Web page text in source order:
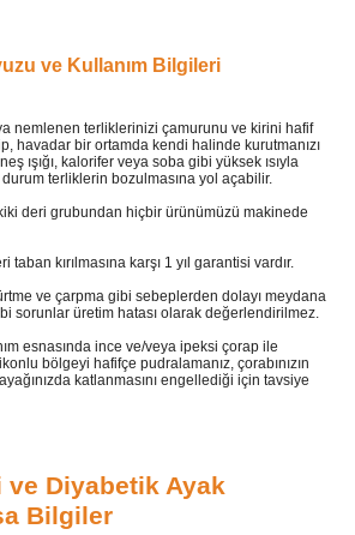
ve Kullanım Bilgileri
nemlenen terliklerinizi çamurunu ve kirini hafif
havadar bir ortamda kendi halinde kurutmanızı
ışığı, kalorifer veya soba gibi yüksek ısıyla
durum terliklerin bozulmasına yol açabilir.
deri grubundan hiçbir ürünümüzü makinede
taban kırılmasına karşı 1 yıl garantisi vardır.
ve çarpma gibi sebeplerden dolayı meydana
sorunlar üretim hatası olarak değerlendirilmez.
esnasında ince ve/veya ipeksi çorap ile
bölgeyi hafifçe pudralamanız, çorabınızın
katlanmasını engellediği için tavsiye
ve Diyabetik Ayak
Bilgiler